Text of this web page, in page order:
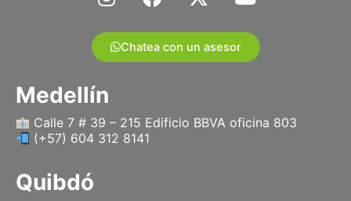
n
t
a
r
a
m
a
e
b
k
-
w
i
e
o
u
Chatea con un asesor
Medellín
Calle 7 # 39 – 215 Edificio BBVA oficina 803
(+57) 604 312 8141
Quibdó